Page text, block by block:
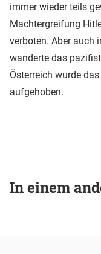
immer wieder teils
Machtergreifung
verboten. Aber auch
wanderte das
Österreich wurde
aufgehoben.
In einem